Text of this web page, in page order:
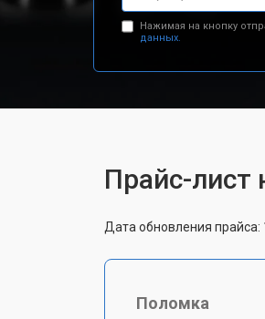
Нажимая на кнопку
данных.
Прайс-лист
Дата обновления прайса:
Поломка